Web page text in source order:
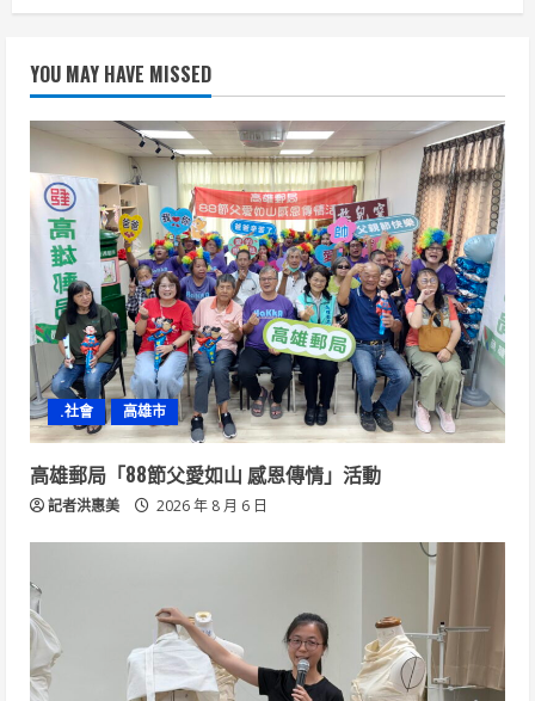
YOU MAY HAVE MISSED
.社會 高雄市
高雄郵局「88節父愛如山 感恩傳情」活動
記者洪惠美 2026 年 8 月 6 日